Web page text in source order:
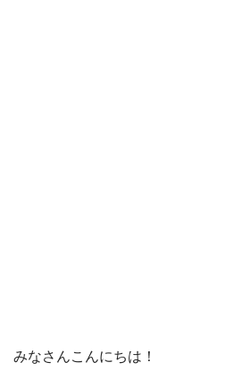
みなさんこんにちは！